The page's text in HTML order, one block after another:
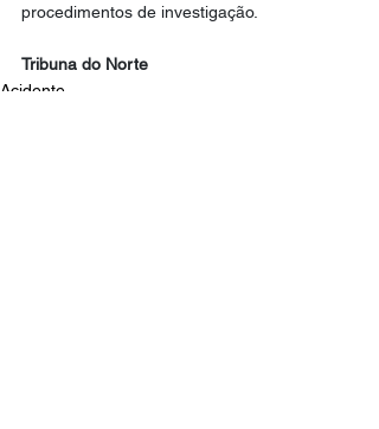
procedimentos de investigação.
Tribuna do Norte
Acidente